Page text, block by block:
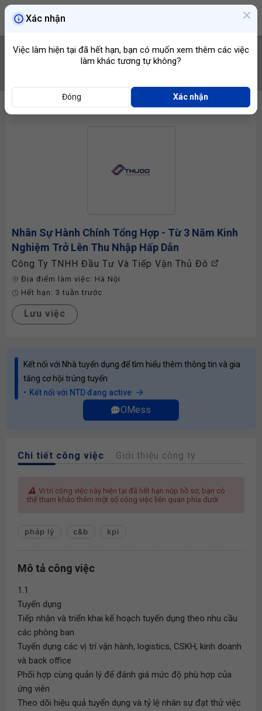
Nhân Sự Hành Chính Tổng Hợp - Từ 3 Năm Kinh
Nghiệm Trở Lên Thu Nhập Hấp Dẫn
Công Ty TNHH Đầu Tư Và Tiếp Vận Thủ Đô
Địa điểm làm việc: Hà Nội
Hết hạn: 3 tuần trước
Lưu việc
Kết nối với Nhà tuyển dụng để tìm hiểu thêm thông tin và gia
tăng cơ hội trúng tuyển
Kết nối với NTD đang active
OMess
Chi tiết công việc Giới thiệu công ty
Vị trí công việc này hiện tại đã hết hạn nộp hồ sơ, bạn có
thể tham khảo thêm một số công việc liên quan phía dưới
pháp lý c&b kpi
Mô tả công việc
1.1
Tuyển dụng
Tiếp nhận và triển khai kế hoạch tuyển dụng theo nhu cầu
các phòng ban
Tuyển dụng các vị trí vận hành, logistics, CSKH, kinh doanh
và back office
Phối hợp cùng quản lý để đánh giá mức độ phù hợp của
ứng viên
Theo dõi hiệu quả tuyển dụng và tỷ lệ nhân sự đạt thử việc
Xác nhận
Việc làm hiện tại đã hết hạn, bạn có muốn xem thêm các việc
làm khác tương tự không?
Đóng Xác nhận